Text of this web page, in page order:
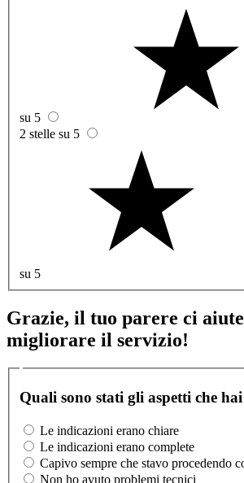
su 5
2 stelle su 5
su 5
Grazie, il tuo parere ci
migliorare il servizio!
Quali sono stati gli aspetti che
Le indicazioni erano chiare
Le indicazioni erano complete
Capivo sempre che stavo procedendo
Non ho avuto problemi tecnici